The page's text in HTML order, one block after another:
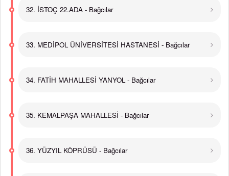
32. İSTOÇ 22.ADA - Bağcılar
33. MEDİPOL ÜNİVERSİTESİ HASTANESİ - Bağcılar
34. FATİH MAHALLESİ YANYOL - Bağcılar
35. KEMALPAŞA MAHALLESİ - Bağcılar
36. YÜZYIL KÖPRÜSÜ - Bağcılar